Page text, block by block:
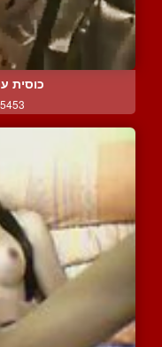
כוסית
5453 צפיות